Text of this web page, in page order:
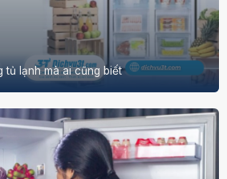
tủ lạnh mà ai cũng biết